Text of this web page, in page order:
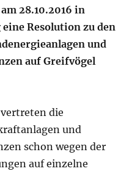
28.10.2016 in
Resolution zu den
und
auf Greifvögel
die
und
schon wegen der
auf einzelne